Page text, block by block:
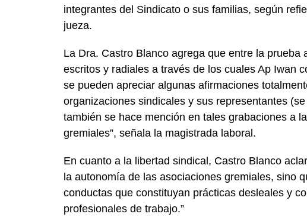
integrantes del Sindicato o sus familias, según
jueza.
La Dra. Castro Blanco agrega que entre la prueba
escritos y radiales a través de los cuales Ap Iwan
se pueden apreciar algunas afirmaciones
organizaciones sindicales y sus representantes
también se hace mención en tales grabaciones a
gremiales”, señala la magistrada laboral.
En cuanto a la libertad sindical, Castro Blanco
la autonomía de las asociaciones gremiales, sino
conductas que constituyan prácticas desleales y
profesionales de trabajo.”